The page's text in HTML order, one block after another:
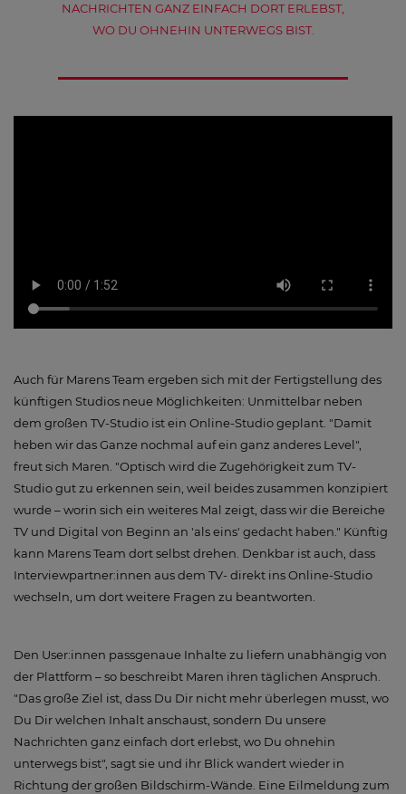
NACHRICHTEN GANZ EINFACH DORT ERLEBST,
WO DU OHNEHIN UNTERWEGS BIST.
Auch für Marens Team ergeben sich mit der Fertigstellung des
künftigen Studios neue Möglichkeiten: Unmittelbar neben
dem großen TV-Studio ist ein Online-Studio geplant. "Damit
heben wir das Ganze nochmal auf ein ganz anderes Level",
freut sich Maren. "Optisch wird die Zugehörigkeit zum TV-
Studio gut zu erkennen sein, weil beides zusammen konzipiert
wurde – worin sich ein weiteres Mal zeigt, dass wir die Bereiche
TV und Digital von Beginn an 'als eins' gedacht haben." Künftig
kann Marens Team dort selbst drehen. Denkbar ist auch, dass
Interviewpartner:innen aus dem TV- direkt ins Online-Studio
wechseln, um dort weitere Fragen zu beantworten.
Den User:innen passgenaue Inhalte zu liefern unabhängig von
der Plattform – so beschreibt Maren ihren täglichen Anspruch.
"Das große Ziel ist, dass Du Dir nicht mehr überlegen musst, wo
Du Dir welchen Inhalt anschaust, sondern Du unsere
Nachrichten ganz einfach dort erlebst, wo Du ohnehin
unterwegs bist", sagt sie und ihr Blick wandert wieder in
Richtung der großen Bildschirm-Wände. Eine Eilmeldung zum